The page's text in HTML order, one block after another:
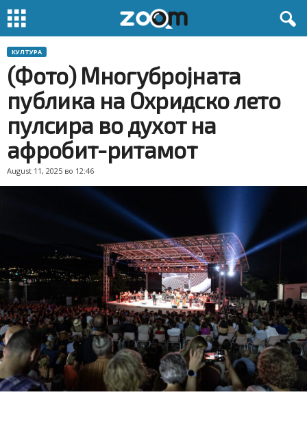
КУЛТУРА
(Фото) Многубројната
публика на Охридско лето
пулсира во духот на
афробит-ритамот
August 11, 2025 во 12:46